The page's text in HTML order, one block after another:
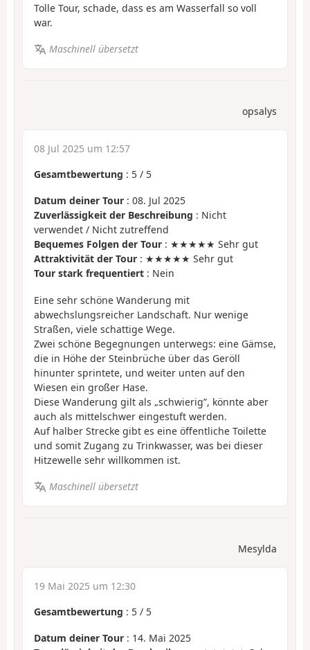
Tolle Tour, schade, dass es am Wasserfall so voll
war.
Maschinell übersetzt
opsalys
08 Jul 2025 um 12:57
Gesamtbewertung : 5 / 5
Datum deiner Tour : 08. Jul 2025
Zuverlässigkeit der Beschreibung : Nicht
verwendet / Nicht zutreffend
Bequemes Folgen der Tour : ★★★★★ Sehr gut
Attraktivität der Tour : ★★★★★ Sehr gut
Tour stark frequentiert : Nein
Eine sehr schöne Wanderung mit
abwechslungsreicher Landschaft. Nur wenige
Straßen, viele schattige Wege.
Zwei schöne Begegnungen unterwegs: eine Gämse,
die in Höhe der Steinbrüche über das Geröll
hinunter sprintete, und weiter unten auf den
Wiesen ein großer Hase.
Diese Wanderung gilt als „schwierig”, könnte aber
auch als mittelschwer eingestuft werden.
Auf halber Strecke gibt es eine öffentliche Toilette
und somit Zugang zu Trinkwasser, was bei dieser
Hitzewelle sehr willkommen ist.
Maschinell übersetzt
Mesylda
19 Mai 2025 um 12:30
Gesamtbewertung : 5 / 5
Datum deiner Tour : 14. Mai 2025